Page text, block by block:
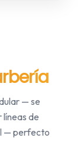
— se
de
— perfecto